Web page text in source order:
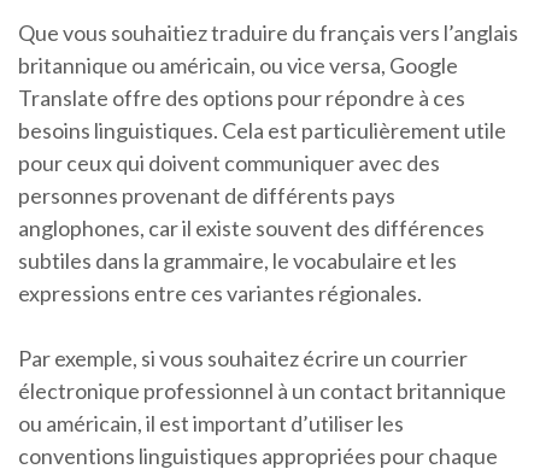
Que vous souhaitiez traduire du français vers l’anglais
britannique ou américain, ou vice versa, Google
Translate offre des options pour répondre à ces
besoins linguistiques. Cela est particulièrement utile
pour ceux qui doivent communiquer avec des
personnes provenant de différents pays
anglophones, car il existe souvent des différences
subtiles dans la grammaire, le vocabulaire et les
expressions entre ces variantes régionales.
Par exemple, si vous souhaitez écrire un courrier
électronique professionnel à un contact britannique
ou américain, il est important d’utiliser les
conventions linguistiques appropriées pour chaque